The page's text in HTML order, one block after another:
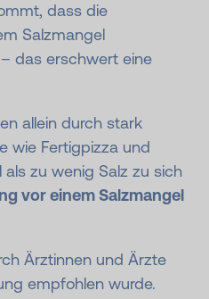
dass die
Salzmangel
das erschwert eine
allein durch stark
wie Fertigpizza und
zu wenig Salz zu sich
vor einem Salzmangel
Ärztinnen und Ärzte
empfohlen wurde.